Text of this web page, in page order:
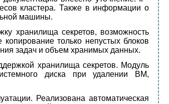
кластера. Также в информации о
машины.
хранилища секретов, возможность
только непустых блоков
задач и объем хранимых данных.
хранилища секретов. Модуль
диска при удалении ВМ,
Реализована автоматическая